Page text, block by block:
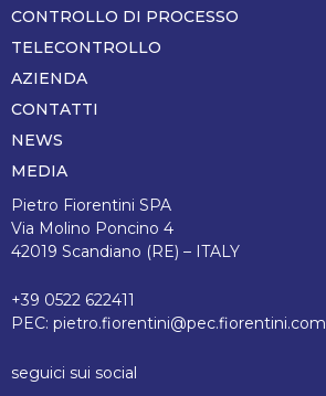
pagina
CONTROLLO DI PROCESSO
TELECONTROLLO
AZIENDA
CONTATTI
NEWS
MEDIA
Pietro Fiorentini SPA
Via Molino Poncino 4
42019 Scandiano (RE) – ITALY
+39 0522 622411
PEC: pietro.fiorentini@pec.fiorentini.com
seguici sui social